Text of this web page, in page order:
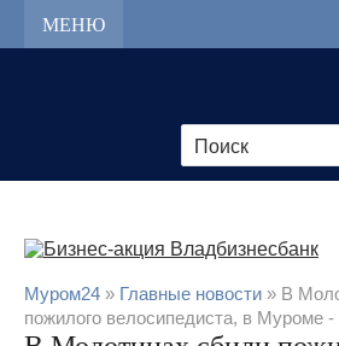
МЕНЮ
Муром24 » Главные новости » В
пожилого велосипедиста, в Муроме